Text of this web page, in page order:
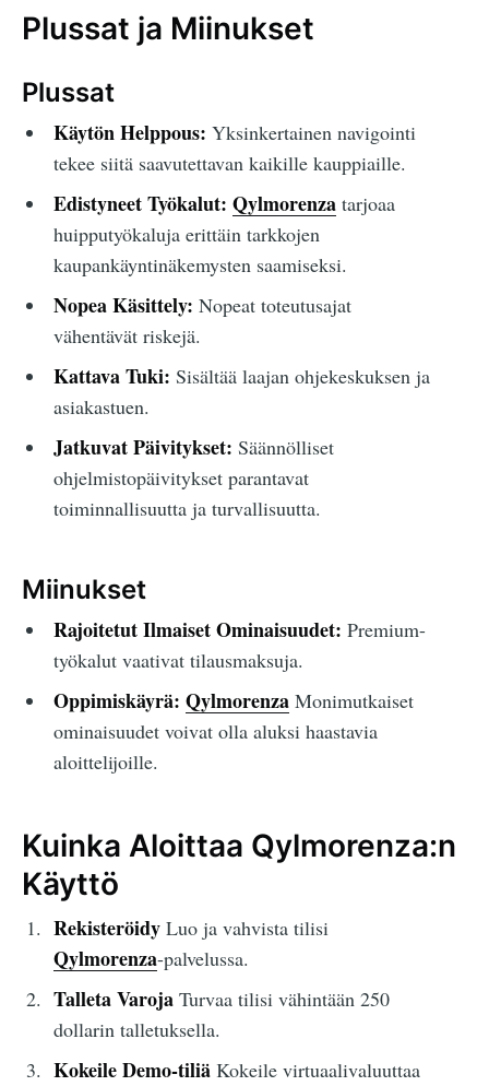
Plussat ja Miinukset
Plussat
Käytön Helppous: Yksinkertainen navigointi
tekee siitä saavutettavan kaikille kauppiaille.
Edistyneet Työkalut: Qylmorenzatarjoaa
huipputyökaluja erittäin tarkkojen
kaupankäyntinäkemysten saamiseksi.
Nopea Käsittely: Nopeat toteutusajat
vähentävät riskejä.
Kattava Tuki: Sisältää laajan ohjekeskuksen ja
asiakastuen.
Jatkuvat Päivitykset: Säännölliset
ohjelmistopäivitykset parantavat
toiminnallisuutta ja turvallisuutta.
Miinukset
Rajoitetut Ilmaiset Ominaisuudet: Premium-
työkalut vaativat tilausmaksuja.
Oppimiskäyrä: QylmorenzaMonimutkaiset
ominaisuudet voivat olla aluksi haastavia
aloittelijoille.
Kuinka Aloittaa Qylmorenza:n
Käyttö
RekisteröidyLuo ja vahvista tilisi
Qylmorenza-palvelussa.
Talleta VarojaTurvaa tilisi vähintään 250
dollarin talletuksella.
Kokeile Demo-tiliäKokeile virtuaalivaluuttaa